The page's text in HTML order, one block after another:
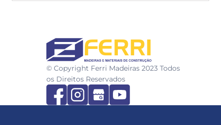
FERRI
© Copyright Ferri Madeiras 2023 Todos
os Direitos Reservados